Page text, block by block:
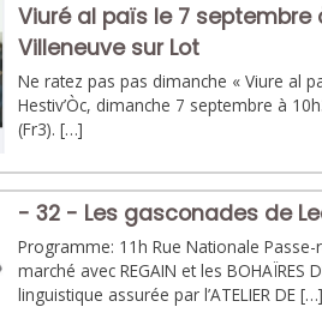
Viuré al païs le 7 septembre
Villeneuve sur Lot
Ne ratez pas pas dimanche « Viure al
Hestiv’Òc, dimanche 7 septembre à
(Fr3). […]
- 32 - Les gasconades de
Programme: 11h Rue Nationale
marché avec REGAIN et les BOHAÏRES
linguistique assurée par l’ATELIER DE […]